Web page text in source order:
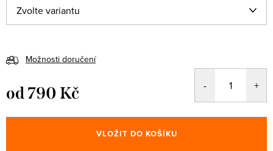
Možnosti doručení
od790 Kč
cena:
VLOŽIT DO KOŠÍKU